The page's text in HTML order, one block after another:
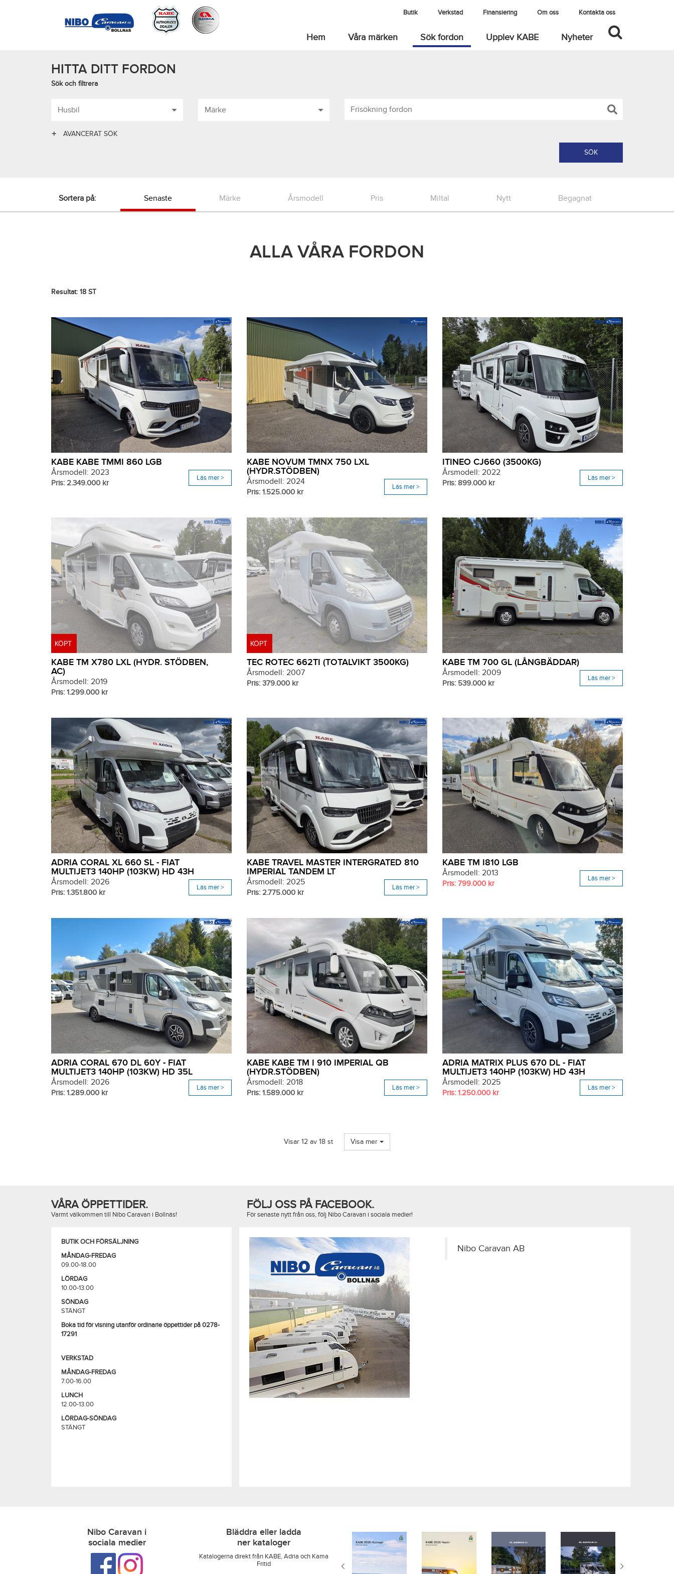
Butik Verkstad Finansiering Om oss Kontakta oss
Hem Våra märken Sök fordon(current)Upplev KABE Nyheter
HITTA DITT FORDON
Sök och filtrera
Husbil Märke
AVANCERAT SÖK
Sortera på: Senaste Märke Årsmodell Pris Miltal Nytt Begagnat
ALLA VÅRA FORDON
Resultat: 18 ST
KABE KABE TMMI 860 LGB
Årsmodell: 2023
Pris: 2.349.000 kr
Läs mer >
KABE NOVUM TMNX 750 LXL
(HYDR.STÖDBEN)
Årsmodell: 2024
Pris: 1.525.000 kr
Läs mer >
ITINEO CJ660 (3500KG)
Årsmodell: 2022
Pris: 899.000 kr
Läs mer >
KÖPT
KABE TM X780 LXL (HYDR. STÖDBEN,
AC)
Årsmodell: 2019
Pris: 1.299.000 kr
KÖPT
TEC ROTEC 662TI (TOTALVIKT 3500KG)
Årsmodell: 2007
Pris: 379.000 kr
KABE TM 700 GL (LÅNGBÄDDAR)
Årsmodell: 2009
Pris: 539.000 kr
Läs mer >
ADRIA CORAL XL 660 SL - FIAT
MULTIJET3 140HP (103KW) HD 43H
Årsmodell: 2026
Pris: 1.351.800 kr
Läs mer >
KABE TRAVEL MASTER INTERGRATED 810
IMPERIAL TANDEM LT
Årsmodell: 2025
Pris: 2.775.000 kr
Läs mer >
KABE TM I810 LGB
Årsmodell: 2013
Pris: 799.000 kr
Läs mer >
ADRIA CORAL 670 DL 60Y - FIAT
MULTIJET3 140HP (103KW) HD 35L
Årsmodell: 2026
Pris: 1.289.000 kr
Läs mer >
KABE KABE TM I 910 IMPERIAL QB
(HYDR.STÖDBEN)
Årsmodell: 2018
Pris: 1.589.000 kr
Läs mer >
ADRIA MATRIX PLUS 670 DL - FIAT
MULTIJET3 140HP (103KW) HD 43H
Årsmodell: 2025
Pris: 1.250.000 kr
Läs mer >
Visar 12 av 18 st Visa mer
VÅRA ÖPPETTIDER.
Varmt välkommen till Nibo Caravan i Bollnäs!
BUTIK OCH FÖRSÄLJNING
MÅNDAG-FREDAG
09.00-18.00
LÖRDAG
10.00-13.00
SÖNDAG
STÄNGT
Boka tid för visning utanför ordinarie öppettider på 0278-
17291
VERKSTAD
MÅNDAG-FREDAG
7.00-16.00
LUNCH
12.00-13.00
LÖRDAG-SÖNDAG
STÄNGT
FÖLJ OSS PÅ FACEBOOK.
För senaste nytt från oss, följ Nibo Caravan i sociala medier!
Nibo Caravan AB
Nibo Caravan i
sociala medier
Bläddra eller ladda
ner kataloger
Katalogerna direkt från KABE, Adria och Kama
Fritid